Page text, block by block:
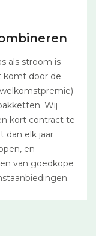
als stroom is
komt door de
Wij
kort contract te
dan elk jaar
en
van goedkope